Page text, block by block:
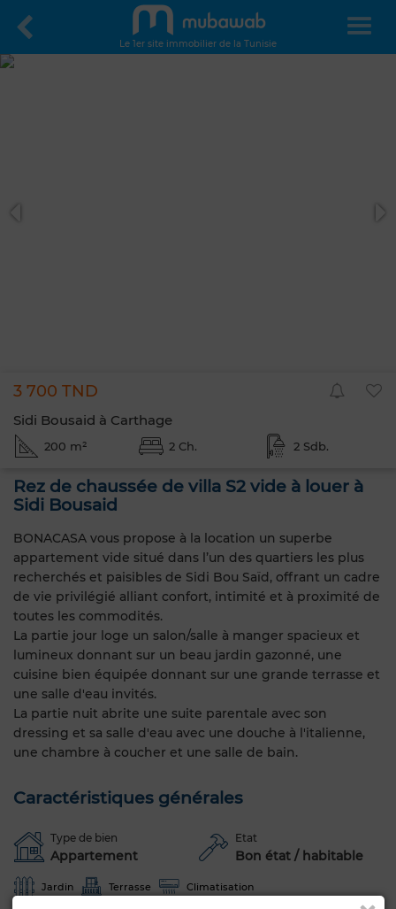
Le 1er site immobilier de la Tunisie
3 700 TND
Sidi Bousaid à Carthage
200 m² 2 Ch. 2 Sdb.
Rez de chaussée de villa S2 vide à louer à
Sidi Bousaid
BONACASA vous propose à la location un superbe
appartement vide situé dans l’un des quartiers les plus
recherchés et paisibles de Sidi Bou Saïd, offrant un cadre
de vie privilégié alliant confort, intimité et à proximité de
toutes les commodités.
La partie jour loge un salon/salle à manger spacieux et
lumineux donnant sur un beau jardin gazonné, une
cuisine bien équipée donnant sur une grande terrasse et
une salle d'eau invités.
La partie nuit abrite une suite parentale avec son
dressing et sa salle d'eau avec une douche à l'italienne,
une chambre à coucher et une salle de bain.
Caractéristiques générales
Type de bien
Appartement
Etat
Bon état / habitable
Jardin Terrasse Climatisation